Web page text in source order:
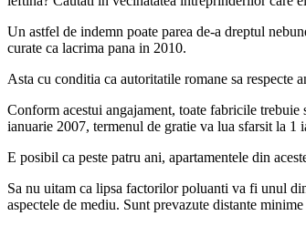
Un astfel de indemn poate parea de-a dreptul
curate ca lacrima pana in 2010.
Asta cu conditia ca autoritatile romane sa
Conform acestui angajament, toate fabricile
ianuarie 2007, termenul de gratie va lua sfarsit la 1
E posibil ca peste patru ani, apartamentele din
Sa nu uitam ca lipsa factorilor poluanti va fi unul
aspectele de mediu. Sunt prevazute distante